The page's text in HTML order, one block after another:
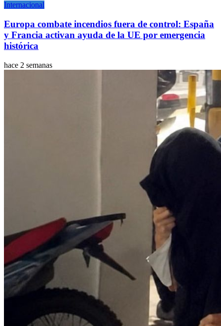
Internacional
Europa combate incendios fuera de control: España
y Francia activan ayuda de la UE por emergencia
histórica
hace 2 semanas